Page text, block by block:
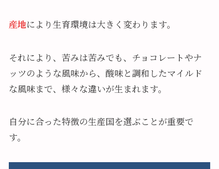
産地により生育環境は大きく変わります。
それにより、苦みは苦みでも、チョコレートやナ
ッツのような風味から、酸味と調和したマイルド
な風味まで、様々な違いが生まれます。
自分に合った特徴の生産国を選ぶことが重要で
す。